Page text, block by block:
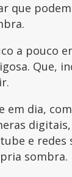
que
a pouco
Que,
em dia,
e redes
sombra.